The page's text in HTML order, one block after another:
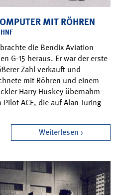
MIT RÖHREN
HNF
die Bendix Aviation
G-15 heraus. Er war der erste
Zahl verkauft und
mit Röhren und einem
Harry Huskey übernahm
ACE, die auf Alan Turing
Weiterlesen